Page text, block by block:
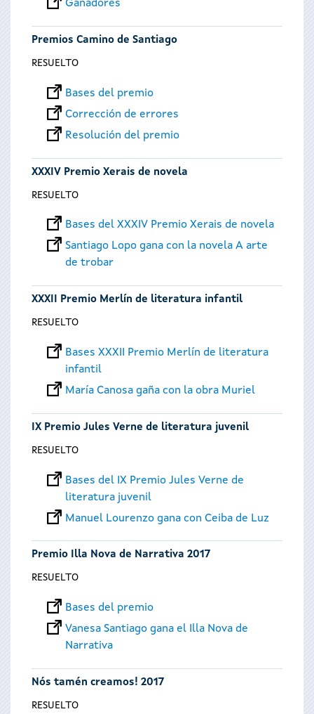
Ganadores
Premios Camino de Santiago
RESUELTO
Bases del premio
Corrección de errores
Resolución del premio
XXXIV Premio Xerais de novela
RESUELTO
Bases del XXXIV Premio Xerais de novela
Santiago Lopo gana con la novela A arte
de trobar
XXXII Premio Merlín de literatura infantil
RESUELTO
Bases XXXII Premio Merlín de literatura
infantil
María Canosa gaña con la obra Muriel
IX Premio Jules Verne de literatura juvenil
RESUELTO
Bases del IX Premio Jules Verne de
literatura juvenil
Manuel Lourenzo gana con Ceiba de Luz
Premio Illa Nova de Narrativa 2017
RESUELTO
Bases del premio
Vanesa Santiago gana el Illa Nova de
Narrativa
Nós tamén creamos! 2017
RESUELTO